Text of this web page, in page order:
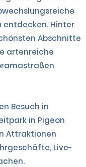
entdecken. Hinter
Abschnitte
artenreiche
Besuch in
in Pigeon
Attraktionen
Live-